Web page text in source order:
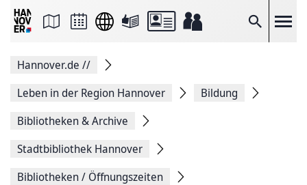
Suche
Seite
Facebook
teilen
Seitenlink
Seite
Hannover.de //
Leben in der Region Hannover
Bildung
Bibliotheken & Archive
Stadtbibliothek Hannover
Bibliotheken / Öffnungszeiten